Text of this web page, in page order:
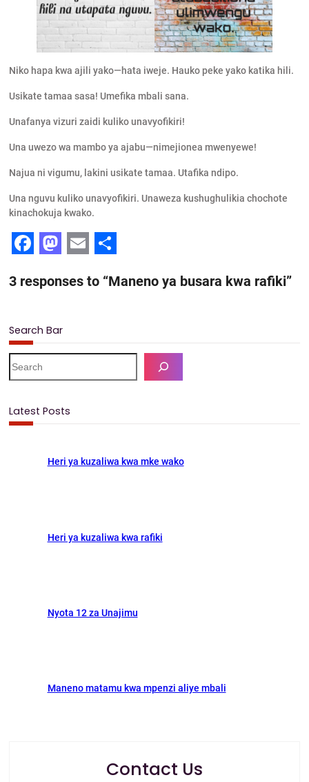
Niko hapa kwa ajili yako—hata iweje. Hauko peke yako katika hili.
Usikate tamaa sasa! Umefika mbali sana.
Unafanya vizuri zaidi kuliko unavyofikiri!
Una uwezo wa mambo ya ajabu—nimejionea mwenyewe!
Najua ni vigumu, lakini usikate tamaa. Utafika ndipo.
Una nguvu kuliko unavyofikiri. Unaweza kushughulikia chochote
kinachokuja kwako.
a
e
b
o
k
a
t
o
d
n
m
l
h
e
3 responses to “Maneno ya busara kwa rafiki”
Search Bar
e
c
Latest Posts
Heri ya kuzaliwa kwa mke wako
Heri ya kuzaliwa kwa rafiki
Nyota 12 za Unajimu
Maneno matamu kwa mpenzi aliye mbali
Contact Us